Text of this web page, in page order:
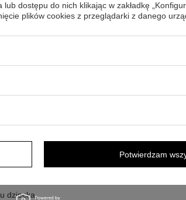
jakość i
od
w
ustawić go
dziecka.
dostępu do nich klikając w zakładkę
plików cookies z przeglądarki z danego
Potwierdzam